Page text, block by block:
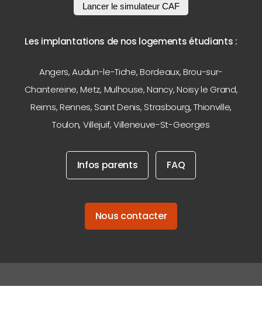
Lancer le simulateur CAF
Les implantations de nos logements étudiants :
Angers,Audun-le-Tiche,Bordeaux,Brou-sur-
Chantereine,Metz, Mulhouse,Nancy,Noisy le Grand,
Reims,Rennes, Saint Denis, Strasbourg,Thionville,
Toulon, Villejuif,Villeneuve-St-Georges
Infos parents FAQ
Nous contacter